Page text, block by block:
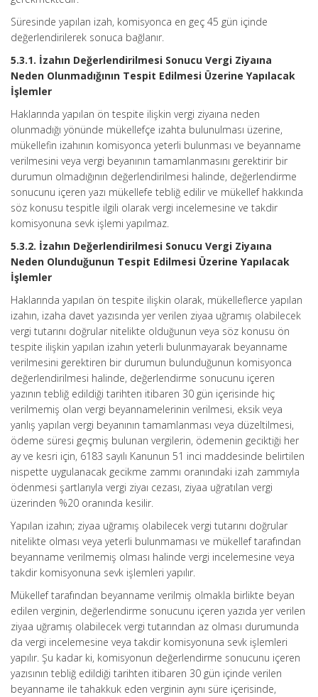
Süresinde yapılan izah, komisyonca en geç 45 gün içinde
değerlendirilerek sonuca bağlanır.
5.3.1. İzahın Değerlendirilmesi Sonucu Vergi Ziyaına
Neden Olunmadığının Tespit Edilmesi Üzerine Yapılacak
İşlemler
Haklarında yapılan ön tespite ilişkin vergi ziyaına neden
olunmadığı yönünde mükellefçe izahta bulunulması üzerine,
mükellefin izahının komisyonca yeterli bulunması ve beyanname
verilmesini veya vergi beyanının tamamlanmasını gerektirir bir
durumun olmadığının değerlendirilmesi halinde, değerlendirme
sonucunu içeren yazı mükellefe tebliğ edilir ve mükellef hakkında
söz konusu tespitle ilgili olarak vergi incelemesine ve takdir
komisyonuna sevk işlemi yapılmaz.
5.3.2. İzahın Değerlendirilmesi Sonucu Vergi Ziyaına
Neden Olunduğunun Tespit Edilmesi Üzerine Yapılacak
İşlemler
Haklarında yapılan ön tespite ilişkin olarak, mükelleflerce yapılan
izahın, izaha davet yazısında yer verilen ziyaa uğramış olabilecek
vergi tutarını doğrular nitelikte olduğunun veya söz konusu ön
tespite ilişkin yapılan izahın yeterli bulunmayarak beyanname
verilmesini gerektiren bir durumun bulunduğunun komisyonca
değerlendirilmesi halinde, değerlendirme sonucunu içeren
yazının tebliğ edildiği tarihten itibaren 30 gün içerisinde hiç
verilmemiş olan vergi beyannamelerinin verilmesi, eksik veya
yanlış yapılan vergi beyanının tamamlanması veya düzeltilmesi,
ödeme süresi geçmiş bulunan vergilerin, ödemenin geciktiği her
ay ve kesri için, 6183 sayılı Kanunun 51 inci maddesinde belirtilen
nispette uygulanacak gecikme zammı oranındaki izah zammıyla
ödenmesi şartlarıyla vergi ziyaı cezası, ziyaa uğratılan vergi
üzerinden %20 oranında kesilir.
Yapılan izahın; ziyaa uğramış olabilecek vergi tutarını doğrular
nitelikte olması veya yeterli bulunmaması ve mükellef tarafından
beyanname verilmemiş olması halinde vergi incelemesine veya
takdir komisyonuna sevk işlemleri yapılır.
Mükellef tarafından beyanname verilmiş olmakla birlikte beyan
edilen verginin, değerlendirme sonucunu içeren yazıda yer verilen
ziyaa uğramış olabilecek vergi tutarından az olması durumunda
da vergi incelemesine veya takdir komisyonuna sevk işlemleri
yapılır. Şu kadar ki, komisyonun değerlendirme sonucunu içeren
yazısının tebliğ edildiği tarihten itibaren 30 gün içinde verilen
beyanname ile tahakkuk eden verginin aynı süre içerisinde,